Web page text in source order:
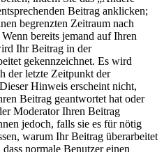
Beitrag anklicken;
begrenzten Zeitraum nach
bereits jemand auf Ihren
Ihr Beitrag in der
gekennzeichnet. Es wird
der letzte Zeitpunkt der
Hinweis erscheint nicht,
Beitrag geantwortet hat oder
Moderator Ihren Beitrag
jedoch, falls sie es für nötig
warum Ihr Beitrag überarbeitet
normale Benutzer einen